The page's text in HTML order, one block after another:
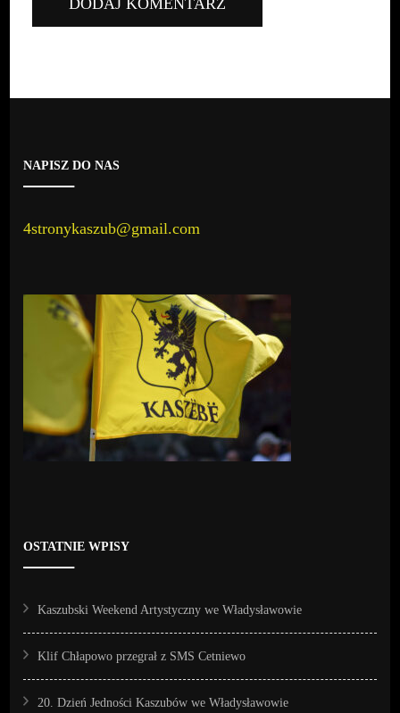
NAPISZ DO NAS
4stronykaszub@gmail.com
OSTATNIE WPISY
Kaszubski Weekend Artystyczny we Władysławowie
Klif Chłapowo przegrał z SMS Cetniewo
20. Dzień Jedności Kaszubów we Władysławowie